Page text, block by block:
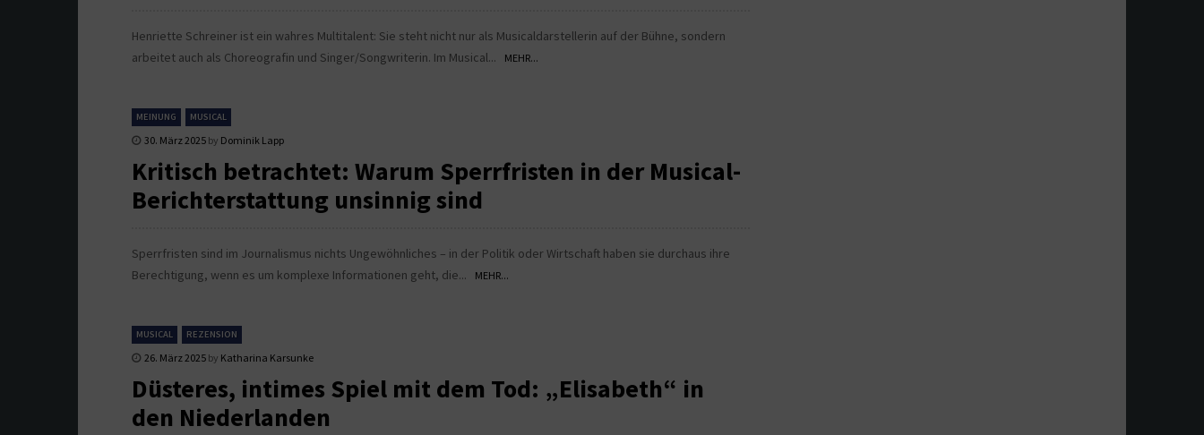
Henriette Schreiner ist ein wahres Multitalent: Sie steht nicht nur als Musicaldarstellerin auf der Bühne, sondern
arbeitet auch als Choreografin und Singer/Songwriterin. Im Musical...
MEHR...
MEINUNG MUSICAL
30. März 2025 by Dominik Lapp
Kritisch betrachtet: Warum Sperrfristen in der Musical-
Berichterstattung unsinnig sind
Sperrfristen sind im Journalismus nichts Ungewöhnliches – in der Politik oder Wirtschaft haben sie durchaus ihre
Berechtigung, wenn es um komplexe Informationen geht, die...
MEHR...
MUSICAL REZENSION
26. März 2025 by Katharina Karsunke
Düsteres, intimes Spiel mit dem Tod: „Elisabeth“ in
den Niederlanden